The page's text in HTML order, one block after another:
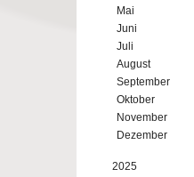
Mai
Juni
Juli
August
September
Oktober
November
Dezember
2025